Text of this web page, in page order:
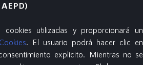
AEPD)
cookies utilizadas y proporcionará un
. El usuario podrá hacer clic en
explícito. Mientras no se